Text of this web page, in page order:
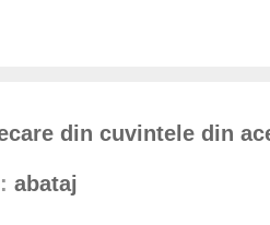
din cuvintele din
abataj